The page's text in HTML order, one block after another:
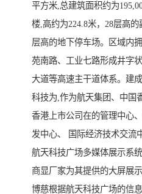
平方米,总建筑面积约为
楼,高约为224.8米，28层高
层高的地下停车场。区域内
苑南路、工业七路形成井字
大道等高速主干道体系。建
科技为,作为航天集团、中国
香港上市公司在的管理中心
发中心、 国际经济技术交流
航天科技广场多媒体展示系
商显厂家为其提供的大屏展
博慈根据航天科技广场的信